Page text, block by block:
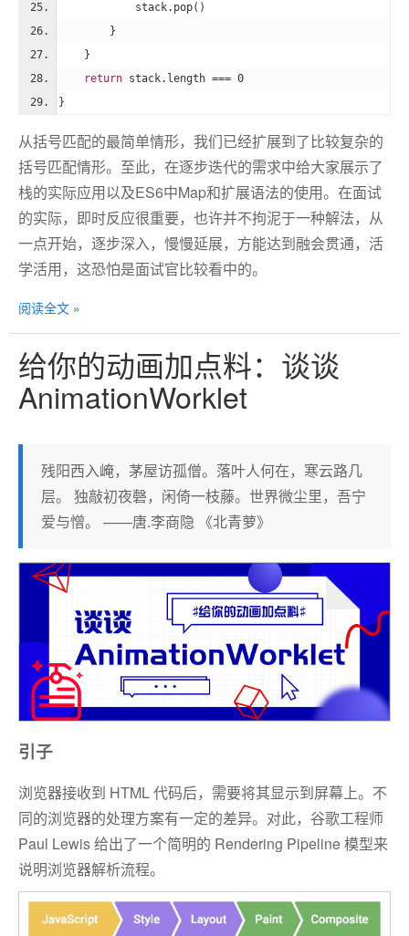
            stack.pop()
        }
    }
return stack.length === 0
}
从括号匹配的最简单情形，我们已经扩展到了比较复杂的
括号匹配情形。至此，在逐步迭代的需求中给大家展示了
栈的实际应用以及ES6中Map和扩展语法的使用。在面试
的实际，即时反应很重要，也许并不拘泥于一种解法，从
一点开始，逐步深入，慢慢延展，方能达到融会贯通，活
学活用，这恐怕是面试官比较看中的。
阅读全文 »
给你的动画加点料：谈谈
AnimationWorklet
残阳西入崦，茅屋访孤僧。落叶人何在，寒云路几
层。 独敲初夜磬，闲倚一枝藤。世界微尘里，吾宁
爱与憎。 ——唐.李商隐 《北青萝》
引子
浏览器接收到 HTML 代码后，需要将其显示到屏幕上。不
同的浏览器的处理方案有一定的差异。对此，谷歌工程师
Paul Lewis 给出了一个简明的 Rendering Pipeline 模型来
说明浏览器解析流程。